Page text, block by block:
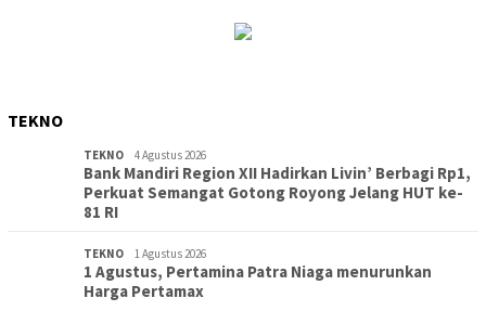
TEKNO
TEKNO 4 Agustus 2026
Bank Mandiri Region XII Hadirkan Livin’ Berbagi Rp1,
Perkuat Semangat Gotong Royong Jelang HUT ke-
81 RI
TEKNO 1 Agustus 2026
1 Agustus, Pertamina Patra Niaga menurunkan
Harga Pertamax